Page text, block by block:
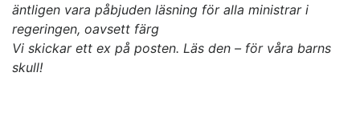
äntligen vara påbjuden läsning för alla ministrar i
regeringen, oavsett färg
Vi skickar ett ex på posten. Läs den – för våra barns
skull!